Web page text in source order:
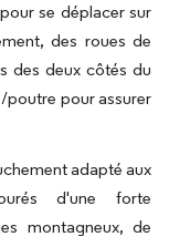
se déplacer sur
des roues de
des deux côtés du
pour assurer
adapté aux
d'une forte
montagneux, de